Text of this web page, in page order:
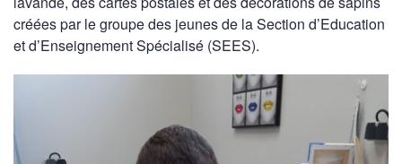
créées par le groupe des jeunes de la Section d’Education
et d’Enseignement Spécialisé (SEES).